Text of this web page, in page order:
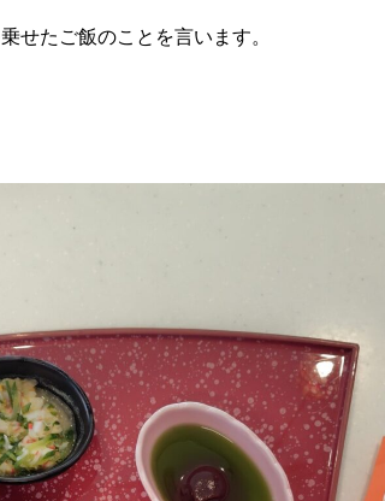
せたご飯のことを言います。